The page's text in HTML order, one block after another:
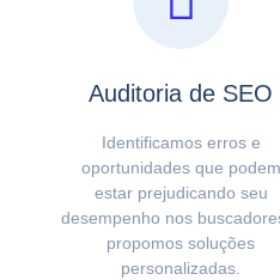
Auditoria de SEO
Identificamos erros e
oportunidades que podem
estar prejudicando seu
desempenho nos
propomos soluções
personalizadas.